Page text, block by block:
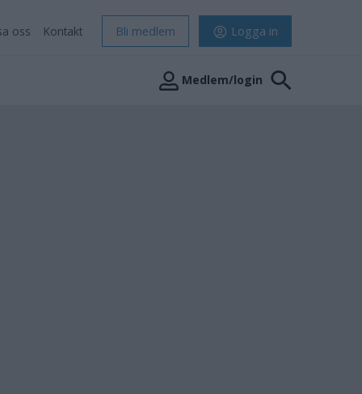
oss Kontakt Bli medlem Logga in
Medlem/login